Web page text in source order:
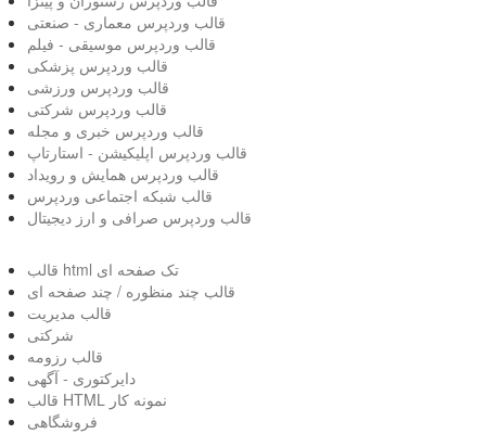
قالب وردپرس معماری - صنعتی
قالب وردپرس موسیقی - فیلم
قالب وردپرس پزشکی
قالب وردپرس ورزشی
قالب وردپرس شرکتی
قالب وردپرس خبری و مجله
قالب وردپرس اپلیکیشن - استارتاپ
قالب وردپرس همایش و رویداد
قالب شبکه اجتماعی وردپرس
قالب وردپرس صرافی و ارز دیجیتال
قالب html تک صفحه ای
قالب چند منظوره / چند صفحه ای
قالب مدیریت
شرکتی
قالب رزومه
دایرکتوری - آگهی
قالب HTML نمونه کار
فروشگاهی